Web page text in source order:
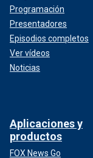
Programación
Presentadores
Episodios completos
Ver vídeos
Noticias
Aplicaciones y
productos
FOX News Go